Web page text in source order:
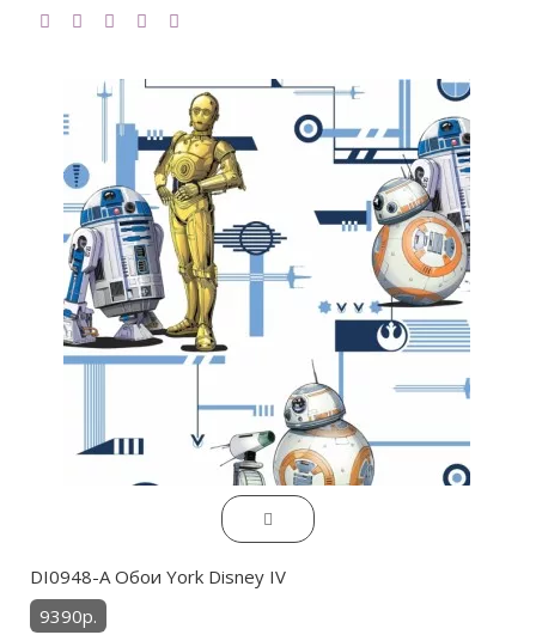
DI0948-A Обои York Disney IV
9390р.